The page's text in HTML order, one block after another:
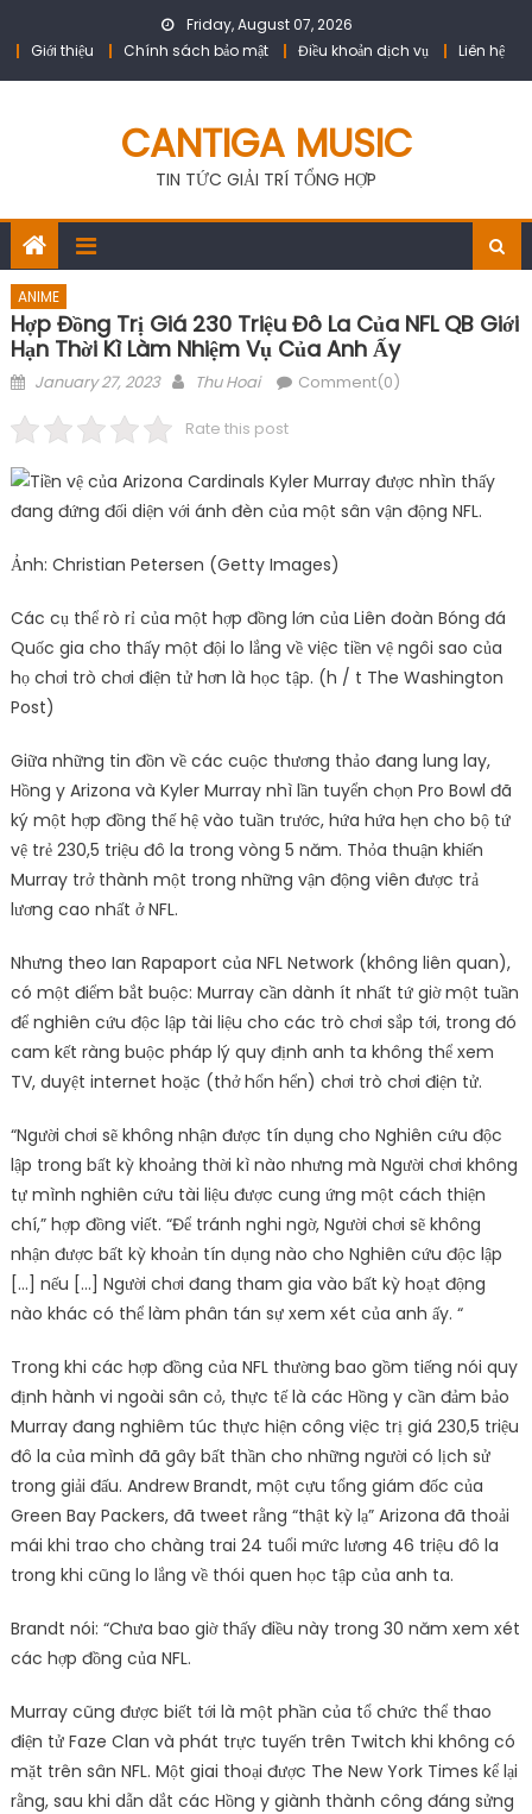
Friday, August 07, 2026
Giới thiệu
Chính sách bảo mật Điều khoản dịch vụ Liên hệ
CANTIGA MUSIC
TIN TỨC GIẢI TRÍ TỔNG HỢP
ANIME
Hợp Đồng Trị Giá 230 Triệu Đô La Của NFL QB Giới
Hạn Thời Kì Làm Nhiệm Vụ Của Anh Ấy
Posted
January 27, 2023 Author
Thu Hoai Comment(0)
Rate this post
Ảnh: Christian Petersen (Getty Images)
Các cụ thể rò rỉ của một hợp đồng lớn của Liên đoàn Bóng đá
Quốc gia cho thấy một đội lo lắng về việc tiền vệ ngôi sao của
họ chơi trò chơi điện tử hơn là học tập. (h / t The Washington
Post)
Giữa những tin đồn về các cuộc thương thảo đang lung lay,
Hồng y Arizona và Kyler Murray nhì lần tuyển chọn Pro Bowl đã
ký một hợp đồng thế hệ vào tuần trước, hứa hứa hẹn cho bộ tứ
vệ trẻ 230,5 triệu đô la trong vòng 5 năm. Thỏa thuận khiến
Murray trở thành một trong những vận động viên được trả
lương cao nhất ở NFL.
Nhưng theo Ian Rapaport của NFL Network (không liên quan),
có một điểm bắt buộc: Murray cần dành ít nhất tứ giờ một tuần
để nghiên cứu độc lập tài liệu cho các trò chơi sắp tới, trong đó
cam kết ràng buộc pháp lý quy định anh ta không thể xem
TV, duyệt internet hoặc (thở hổn hển) chơi trò chơi điện tử.
“Người chơi sẽ không nhận được tín dụng cho Nghiên cứu độc
lập trong bất kỳ khoảng thời kì nào nhưng mà Người chơi không
tự mình nghiên cứu tài liệu được cung ứng một cách thiện
chí,” hợp đồng viết. “Để tránh nghi ngờ, Người chơi sẽ không
nhận được bất kỳ khoản tín dụng nào cho Nghiên cứu độc lập
[…] nếu […] Người chơi đang tham gia vào bất kỳ hoạt động
nào khác có thể làm phân tán sự xem xét của anh ấy. “
Trong khi các hợp đồng của NFL thường bao gồm tiếng nói quy
định hành vi ngoài sân cỏ, thực tế là các Hồng y cần đảm bảo
Murray đang nghiêm túc thực hiện công việc trị giá 230,5 triệu
đô la của mình đã gây bất thần cho những người có lịch sử
trong giải đấu. Andrew Brandt, một cựu tổng giám đốc của
Green Bay Packers, đã tweet rằng “thật kỳ lạ” Arizona đã thoải
mái khi trao cho chàng trai 24 tuổi mức lương 46 triệu đô la
trong khi cũng lo lắng về thói quen học tập của anh ta.
Brandt nói: “Chưa bao giờ thấy điều này trong 30 năm xem xét
các hợp đồng của NFL.
Murray cũng được biết tới là một phần của tổ chức thể thao
điện tử Faze Clan và phát trực tuyến trên Twitch khi không có
mặt trên sân NFL. Một giai thoại được The New York Times kể lại
rằng, sau khi dẫn dắt các Hồng y giành thành công đáng sửng